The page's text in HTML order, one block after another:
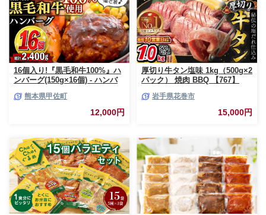
16個入り!『黒毛和牛100%』ハ
ンバーグ(150g×16個) - ハンバ
個包装 小分け 人気 牛肉100%
黒毛和牛 冷凍 国産 おすすめ ラ
ンキング 和牛 お取り寄せ 焼く
産牛 総菜 甲佐町【価格改定】X
熊本県甲佐町
12,000円
厚切り牛タン塩味 1kg（500g×2
パック） 焼肉 BBQ 【767】
岩手県花巻市
15,000円